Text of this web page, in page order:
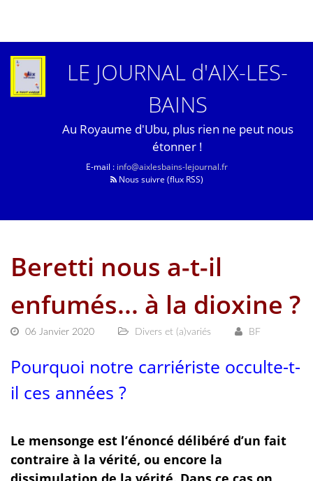
LE JOURNAL d'AIX-LES-
BAINS
Au Royaume d'Ubu, plus rien ne peut nous
étonner !
E-mail : info@aixlesbains-lejournal.fr
Nous suivre (flux RSS)
Beretti nous a-t-il
enfumés... à la dioxine ?
06 Janvier 2020 Divers et (a)variés BF
Pourquoi notre carriériste occulte-t-
il ces années ?
Le mensonge est l’énoncé délibéré d’un fait
contraire à la vérité, ou encore la